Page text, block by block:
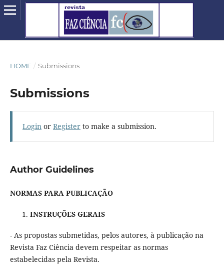
HOME / Submissions
Submissions
Loginor Registerto make a submission.
Author Guidelines
NORMAS PARA PUBLICAÇÃO
INSTRUÇÕES GERAIS
- As propostas submetidas, pelos autores, à publicação na
Revista Faz Ciência devem respeitar as normas
estabelecidas pela Revista.